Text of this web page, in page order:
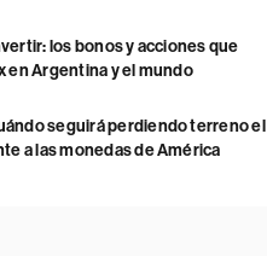
los bonos y acciones que
en Argentina y el mundo
seguirá perdiendo terreno el
a las monedas de América